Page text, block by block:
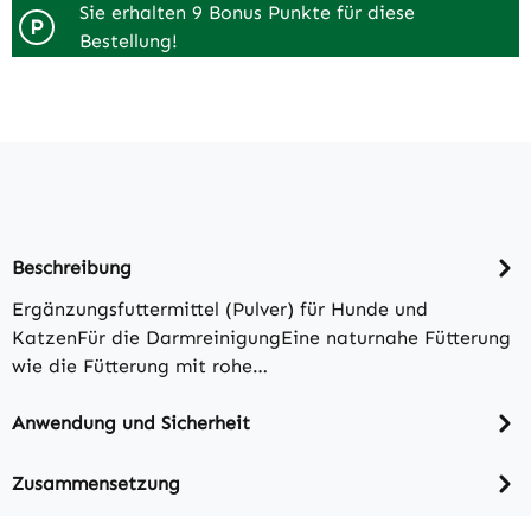
P
Sie erhalten 9 Bonus Punkte für diese
Bestellung!
Beschreibung
Ergänzungsfuttermittel (Pulver) für Hunde und
KatzenFür die DarmreinigungEine naturnahe Fütterung
wie die Fütterung mit rohe…
Anwendung und Sicherheit
Zusammensetzung